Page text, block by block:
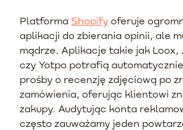
Platforma Shopify oferuje
aplikacji do zbierania opinii, ale
mądrze. Aplikacje takie jak Loox,
czy Yotpo potrafią
prośby o recenzję zdjęciową po
zamówienia, oferując klientowi
zakupy. Audytując konta
często zauważamy jeden